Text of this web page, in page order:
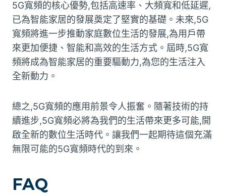
5G寬頻的核心優勢,包括高速率、大頻寬和低延遲,
已為智能家居的發展奠定了堅實的基礎。未來,5G
寬頻將進一步推動家庭數位生活的發展,為用戶帶
來更加便捷、智能和高效的生活方式。屆時,5G寬
頻將成為智能家居的重要驅動力,為您的生活注入
全新動力。
總之,5G寬頻的應用前景令人振奮。隨著技術的持
續進步,5G寬頻必將為我們的生活帶來更多可能,開
啟全新的數位生活時代。讓我們一起期待這個充滿
無限可能的5G寬頻時代的到來。
FAQ